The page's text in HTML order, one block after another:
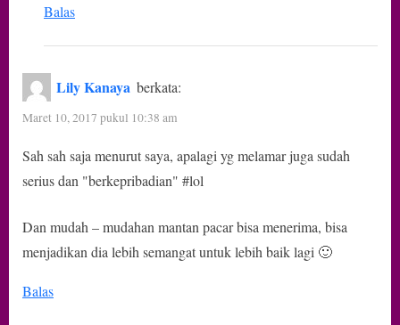
Balas
Lily Kanaya berkata:
Maret 10, 2017 pukul 10:38 am
Sah sah saja menurut saya, apalagi yg melamar juga sudah
serius dan "berkepribadian" #lol
Dan mudah – mudahan mantan pacar bisa menerima, bisa
menjadikan dia lebih semangat untuk lebih baik lagi 🙂
Balas